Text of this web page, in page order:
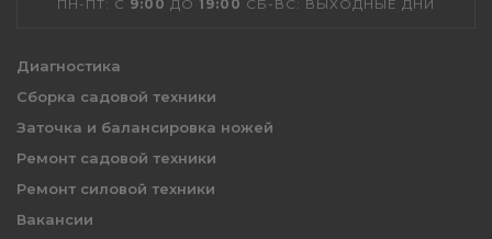
ПН-ПТ: С 9:00 ДО 19:00 СБ-ВС: ВЫХОДНЫЕ ДНИ
Диагностика
Сборка садовой техники
Заточка и балансировка ножей
Ремонт садовой техники
Ремонт силовой техники
Вакансии